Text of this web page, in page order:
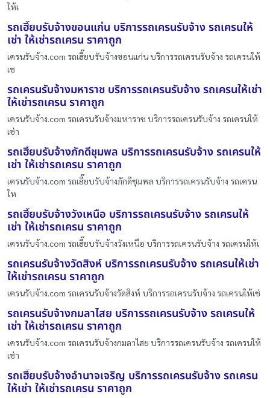
ให้เ
รถเฮี๊ยบรับจ้างขอนแก่น บริการรถเครนรับจ้าง รถเครนให้
เช่า ให้เช่ารถเครน ราคาถูก
เครนรับจ้าง.com รถเฮี๊ยบรับจ้างขอนแก่น บริการรถเครนรับจ้าง รถเครนให้
เช
รถเครนรับจ้างมหาราช บริการรถเครนรับจ้าง รถเครนให้เช่า
ให้เช่ารถเครน ราคาถูก
เครนรับจ้าง.com รถเครนรับจ้างมหาราช บริการรถเครนรับจ้าง รถเครนให้
เช่า
รถเฮี๊ยบรับจ้างภักดีชุมพล บริการรถเครนรับจ้าง รถเครนให้
เช่า ให้เช่ารถเครน ราคาถูก
เครนรับจ้าง.com รถเฮี๊ยบรับจ้างภักดีชุมพล บริการรถเครนรับจ้าง รถเครน
ให
รถเฮี๊ยบรับจ้างวังเหนือ บริการรถเครนรับจ้าง รถเครนให้
เช่า ให้เช่ารถเครน ราคาถูก
เครนรับจ้าง.com รถเฮี๊ยบรับจ้างวังเหนือ บริการรถเครนรับจ้าง รถเครนให้เ
รถเครนรับจ้างวัดสิงห์ บริการรถเครนรับจ้าง รถเครนให้เช่า
ให้เช่ารถเครน ราคาถูก
เครนรับจ้าง.com รถเครนรับจ้างวัดสิงห์ บริการรถเครนรับจ้าง รถเครนให้เช่
รถเครนรับจ้างกมลาไสย บริการรถเครนรับจ้าง รถเครนให้
เช่า ให้เช่ารถเครน ราคาถูก
เครนรับจ้าง.com รถเครนรับจ้างกมลาไสย บริการรถเครนรับจ้าง รถเครนให้
เช่า
รถเฮี๊ยบรับจ้างอำนาจเจริญ บริการรถเครนรับจ้าง รถเครน
ให้เช่า ให้เช่ารถเครน ราคาถูก